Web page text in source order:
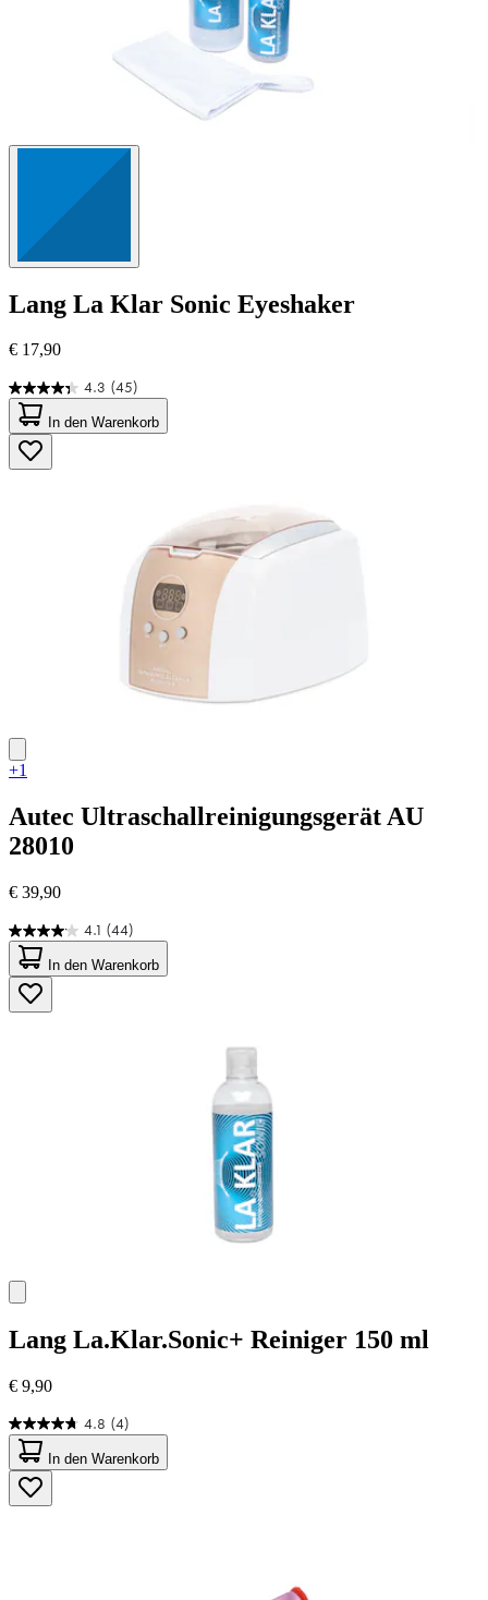
Lang La Klar Sonic Eyeshaker
€ 17,90
4.3 (45)
4.3
von
5
Sternen.
45
In den Warenkorb
+1
Autec Ultraschallreinigungsgerät AU
28010
€ 39,90
4.1 (44)
4.1
von
5
Sternen.
44
In den Warenkorb
Lang La.Klar.Sonic+ Reiniger 150 ml
€ 9,90
4.8 (4)
4.8
von
5
Sternen.
4
In den Warenkorb